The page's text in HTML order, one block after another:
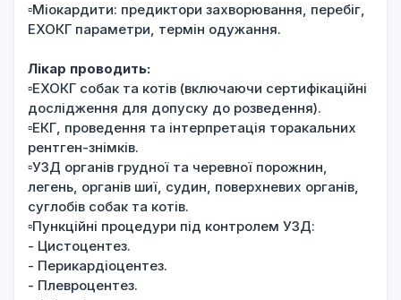
▫️Міокардити: предиктори захворювання, перебіг,
ЕХОКГ параметри, термін одужання.
Лікар проводить:
▫️ЕХОКГ собак та котів (включаючи сертифікаційні
дослідження для допуску до розведення).
▫️ЕКГ, проведення та інтерпретація торакальних
рентген-знімків.
▫️УЗД органів грудної та черевної порожнин,
легень, органів шиї, судин, поверхневих органів,
суглобів собак та котів.
▫️Пункційні процедури під контролем УЗД:
- Цистоцентез.
- Перикардіоцентез.
- Плевроцентез.